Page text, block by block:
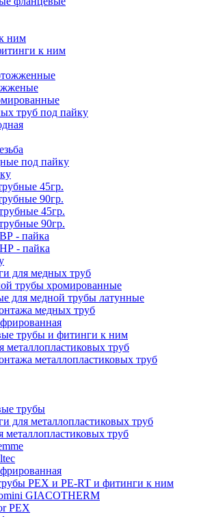
ним
к ним
труб под пайку
под пайку
45гр.
90гр.
45гр.
90гр.
- пайка
- пайка
для медных труб
трубы хромированные
для медной трубы латунные
медных труб
трубы и фитинги к ним
металлопластиковых труб
металлопластиковых труб
трубы
для металлопластиковых труб
металлопластиковых труб
PEX и PE-RT и фитинги к ним
GIACOTHERM
PEX